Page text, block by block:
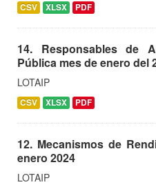
CSV XLSX PDF
14. Responsables de
Pública mes de enero del
LOTAIP
CSV XLSX PDF
12. Mecanismos de
enero 2024
LOTAIP